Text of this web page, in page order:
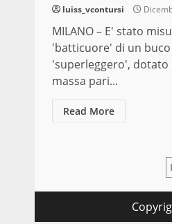
luiss_vcontursi
MILANO – E' stato
'batticuore' di un
'superleggero', dotato
massa pari...
Read More